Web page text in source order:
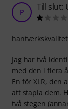
P Till slut:
Jag har två
med den i flera
En för XLR, den
att stapla dem.
två stegen
hantverkskvalitet